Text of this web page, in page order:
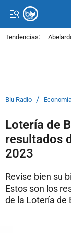
Tendencias:
Blu Radio /
Lotería de
resultados
2023
Revise bien su
Estos son los
de la Lotería de